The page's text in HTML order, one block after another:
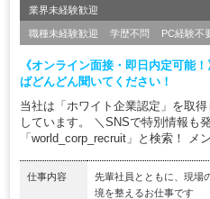
業界未経験歓迎
職種未経験歓迎 学歴不問 PC経験不
《オンライン面接・即日内定可能
ばどんどん聞いてください！
当社は「ホワイト企業認定」を取
しています。 ＼SNSで特別情報も
「world_corp_recruit」と検索！ メ
仕事内容
先輩社員とともに、現場
境を整えるお仕事です